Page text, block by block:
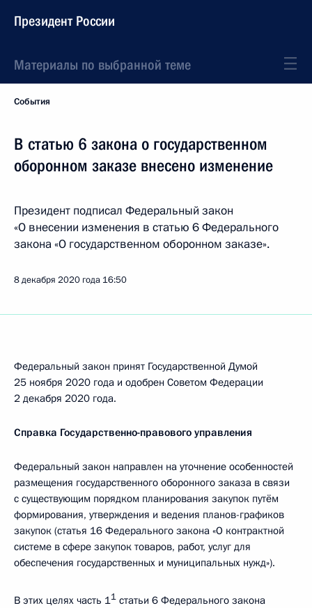
Президент России
Материалы по выбранной теме
События
В статью 6 закона о государственном
оборонном заказе внесено изменение
Президент подписал Федеральный закон
«О внесении изменения в статью 6 Федерального
закона «О государственном оборонном заказе».
8 декабря 2020 года 16:50
Федеральный закон принят Государственной Думой
25 ноября 2020 года и одобрен Советом Федерации
2 декабря 2020 года.
Справка Государственно-правового управления
Федеральный закон направлен на уточнение особенностей
размещения государственного оборонного заказа в связи
с существующим порядком планирования закупок путём
формирования, утверждения и ведения планов-графиков
закупок (статья 16 Федерального закона «О контрактной
системе в сфере закупок товаров, работ, услуг для
обеспечения государственных и муниципальных нужд»).
В этих целях часть 11 статьи 6 Федерального закона